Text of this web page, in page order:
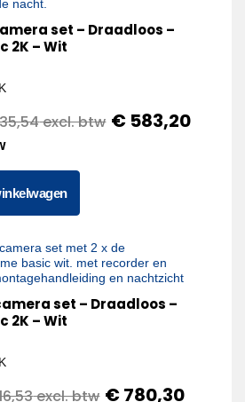
set – Draadloos –
2K – Wit
excl. btw € 583,20
set – Draadloos –
2K – Wit
excl. btw €780,30